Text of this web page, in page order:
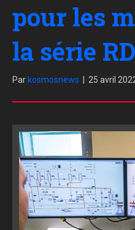
pour les
la série
Par kosmosnews 25 avril